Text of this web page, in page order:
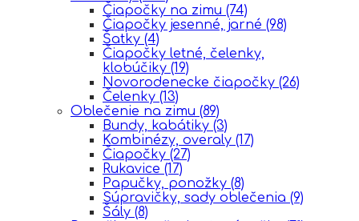
Čiapočky na zimu (74)
Čiapočky jesenné, jarné (98)
Šatky (4)
Čiapočky letné, čelenky,
klobúčiky (19)
Novorodenecke čiapočky (26)
Čelenky (13)
Oblečenie na zimu (89)
Bundy, kabátiky (3)
Kombinézy, overaly (17)
Čiapočky (27)
Rukavice (17)
Papučky, ponožky (8)
Súpravičky, sady oblečenia (9)
Šály (8)